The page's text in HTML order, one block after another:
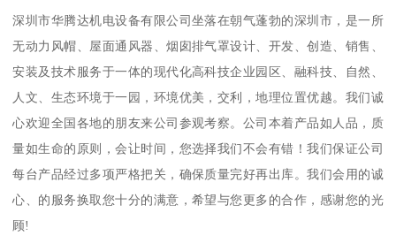
深圳市华腾达机电设备有限公司坐落在朝气蓬勃的深圳市，是一所
无动力风帽、屋面通风器、烟囱排气罩设计、开发、创造、销售、
安装及技术服务于一体的现代化高科技企业园区、融科技、自然、
人文、生态环境于一园，环境优美，交利，地理位置优越。我们诚
心欢迎全国各地的朋友来公司参观考察。公司本着产品如人品，质
量如生命的原则，会让时间，您选择我们不会有错！我们保证公司
每台产品经过多项严格把关，确保质量完好再出库。我们会用的诚
心、的服务换取您十分的满意，希望与您更多的合作，感谢您的光
顾!